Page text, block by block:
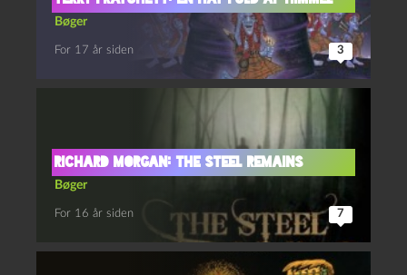
Bøger
For 17 år siden 3
Richard Morgan: The Steel Remains
Bøger
For 16 år siden 7